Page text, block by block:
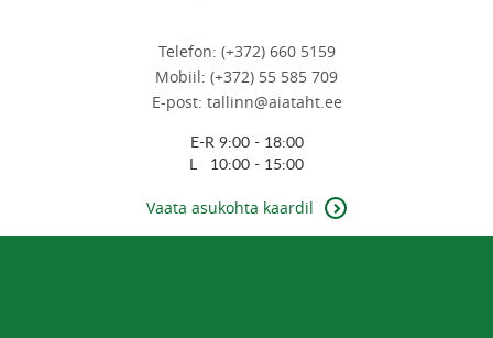
Telefon: (+372) 660 5159
Mobiil: (+372) 55 585 709
E-post: tallinn@aiataht.ee
E-R 9:00 - 18:00
L 10:00 - 15:00
Vaata asukohta kaardil